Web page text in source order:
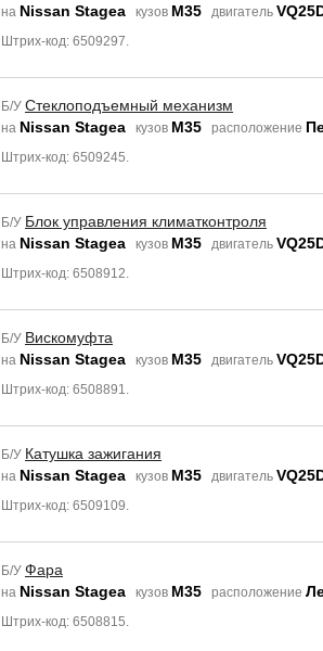
на Nissan Stagea кузов M35 двигатель
Штрих-код: 6509297.
Б/У Стеклоподъемный механизм
на Nissan Stagea кузов M35 расположение
Штрих-код: 6509245.
Б/У Блок управления климатконтроля
на Nissan Stagea кузов M35 двигатель
Штрих-код: 6508912.
Б/У Вискомуфта
на Nissan Stagea кузов M35 двигатель
Штрих-код: 6508891.
Б/У Катушка зажигания
на Nissan Stagea кузов M35 двигатель
Штрих-код: 6509109.
Б/У Фара
на Nissan Stagea кузов M35 расположение
Штрих-код: 6508815.